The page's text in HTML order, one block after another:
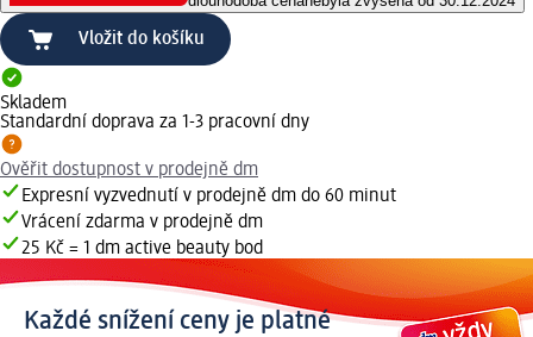
Vložit do košíku
Skladem
Standardní doprava za 1-3 pracovní dny
Ověřit dostupnost v prodejně dm
Expresní vyzvednutí v prodejně dm do 60 minut
Vrácení zdarma v prodejně dm
25 Kč = 1 dm active beauty bod
Každé snížení ceny je platné